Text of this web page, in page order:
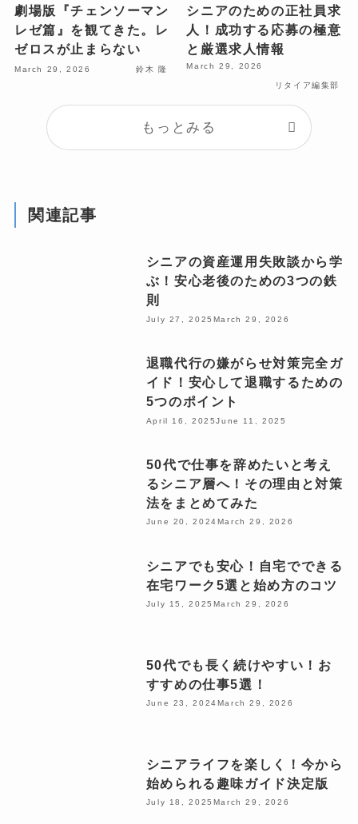
劇場版『チェンソーマン
レゼ篇』を観てきた。レ
ゼロスが止まらない
March 29, 2026 鈴木 隆
シニアのための正社員求
人！成功する応募の極意
と厳選求人情報
March 29, 2026
リタイア編集部
もっとみる
関連記事
シニアの資産運用失敗談から学
ぶ！安心老後のための3つの鉄
則
July 27, 2025 March 29, 2026
退職代行の嫌がらせ対策完全ガ
イド！安心して退職するための
5つのポイント
April 16, 2025June 11, 2025
50代で仕事を辞めたいと考え
るシニア層へ！その理由と対策
法をまとめてみた
June 20, 2024 March 29, 2026
シニアでも安心！自宅でできる
在宅ワーク5選と始め方のコツ
July 15, 2025 March 29, 2026
50代でも長く続けやすい！お
すすめの仕事5選！
June 23, 2024March 29, 2026
シニアライフを楽しく！今から
始められる趣味ガイド決定版
July 18, 2025 March 29, 2026